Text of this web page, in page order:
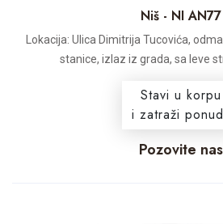
Niš - NI AN77
Lokacija: Ulica Dimitrija Tucovića,
stanice, izlaz iz grada, sa leve
Stavi u korpu
i zatraži
Pozovite nas